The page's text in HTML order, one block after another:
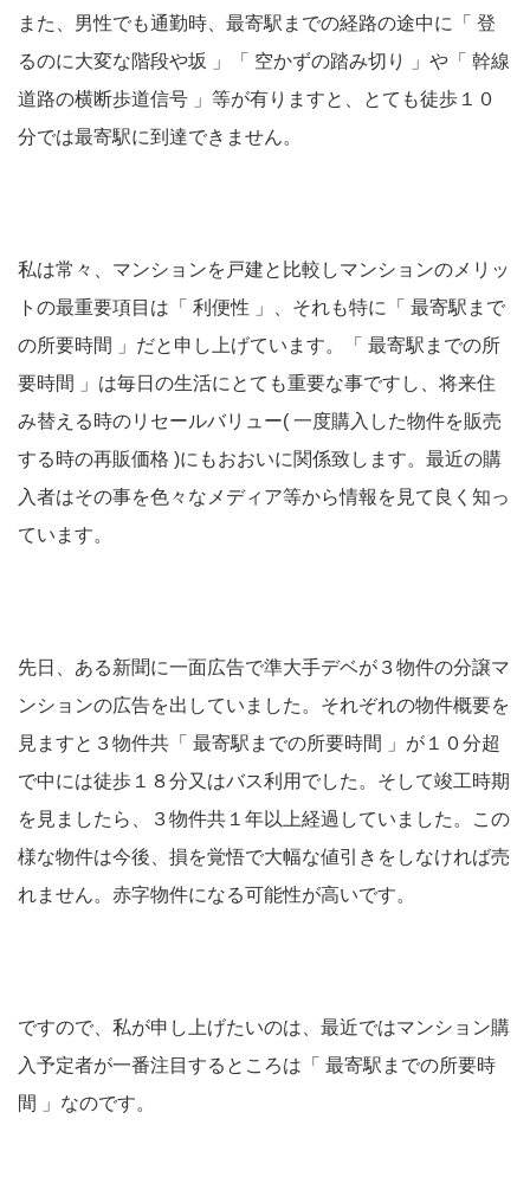
また、男性でも通勤時、最寄駅までの経路の途中に「 登
るのに大変な階段や坂 」「 空かずの踏み切り 」や「 幹線
道路の横断歩道信号 」等が有りますと、とても徒歩１０
分では最寄駅に到達できません。
私は常々、マンションを戸建と比較しマンションのメリッ
トの最重要項目は「 利便性 」、それも特に「 最寄駅まで
の所要時間 」だと申し上げています。「 最寄駅までの所
要時間 」は毎日の生活にとても重要な事ですし、将来住
み替える時のリセールバリュー( 一度購入した物件を販売
する時の再販価格 )にもおおいに関係致します。最近の購
入者はその事を色々なメディア等から情報を見て良く知っ
ています。
先日、ある新聞に一面広告で準大手デベが３物件の分譲マ
ンションの広告を出していました。それぞれの物件概要を
見ますと３物件共「 最寄駅までの所要時間 」が１０分超
で中には徒歩１８分又はバス利用でした。そして竣工時期
を見ましたら、３物件共１年以上経過していました。この
様な物件は今後、損を覚悟で大幅な値引きをしなければ売
れません。赤字物件になる可能性が高いです。
ですので、私が申し上げたいのは、最近ではマンション購
入予定者が一番注目するところは「 最寄駅までの所要時
間 」なのです。